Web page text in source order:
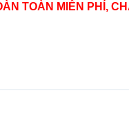
TOÀN MIỄN PHÍ,